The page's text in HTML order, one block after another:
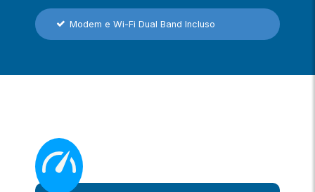
Modem e Wi-Fi Dual Band Incluso